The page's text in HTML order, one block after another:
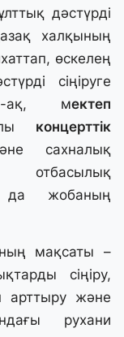
дәстүрді
халқының
өскелең
сіңіруге
ақ, мектеп
концерттік
сахналық
да жобаның
мақсаты –
сіңіру,
арттыру және
рухани